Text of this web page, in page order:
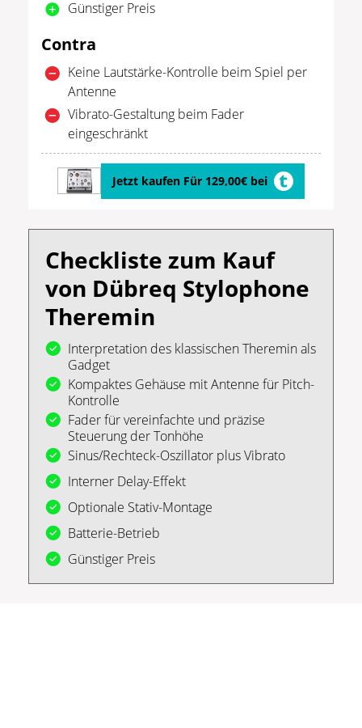
Günstiger Preis
Contra
Keine Lautstärke-Kontrolle beim Spiel per
Antenne
Vibrato-Gestaltung beim Fader
eingeschränkt
Jetzt kaufen Für 129,00€ bei
Checkliste zum Kauf
von Dübreq Stylophone
Theremin
Interpretation des klassischen Theremin als
Gadget
Kompaktes Gehäuse mit Antenne für Pitch-
Kontrolle
Fader für vereinfachte und präzise
Steuerung der Tonhöhe
Sinus/Rechteck-Oszillator plus Vibrato
Interner Delay-Effekt
Optionale Stativ-Montage
Batterie-Betrieb
Günstiger Preis